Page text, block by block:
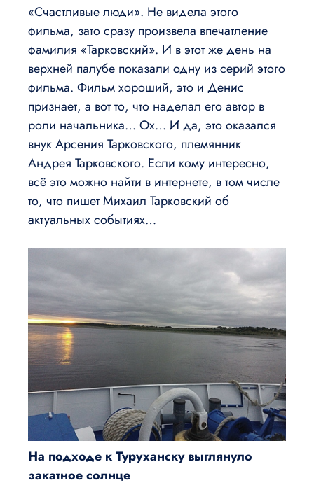
«Счастливые люди». Не видела этого
фильма, зато сразу произвела впечатление
фамилия «Тарковский». И в этот же день на
верхней палубе показали одну из серий этого
фильма. Фильм хороший, это и Денис
признает, а вот то, что наделал его автор в
роли начальника… Ох… И да, это оказался
внук Арсения Тарковского, племянник
Андрея Тарковского. Если кому интересно,
всё это можно найти в интернете, в том числе
то, что пишет Михаил Тарковский об
актуальных событиях…
На подходе к Туруханску выглянуло
закатное солнце